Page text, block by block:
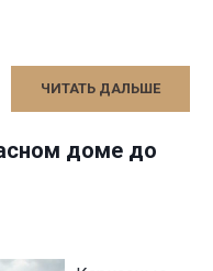
ЧИТАТЬ ДАЛЬШЕ
доме до